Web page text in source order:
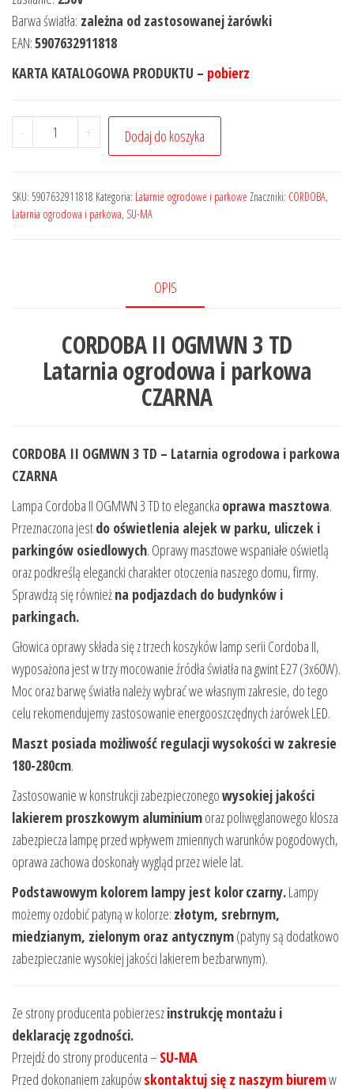
Barwa światła: zależna od zastosowanej żarówki
EAN:5907632911818
KARTA KATALOGOWA PRODUKTU – pobierz
- + Dodaj do koszyka
SKU: 5907632911818 Kategoria: Latarnie ogrodowe i parkowe Znaczniki: CORDOBA,
Latarnia ogrodowa i parkowa, SU-MA
OPIS
CORDOBA II OGMWN 3 TD
Latarnia ogrodowa i parkowa
CZARNA
CORDOBA II OGMWN 3 TD – Latarnia ogrodowa i parkowa
CZARNA
Lampa Cordoba II OGMWN 3 TD to elegancka oprawa masztowa.
Przeznaczona jestdo oświetlenia alejek w parku, uliczek i
parkingów osiedlowych. Oprawy masztowe wspaniałe oświetlą
oraz podkreślą elegancki charakter otoczenia naszego domu, firmy.
Sprawdzą się również na podjazdach do budynków i
parkingach.
Głowica oprawy składa się z trzech koszyków lamp serii Cordoba II,
wyposażona jest w trzy mocowanie źródła światła na gwint E27 (3x60W).
Moc oraz barwę światła należy wybrać we własnym zakresie, do tego
celu rekomendujemy zastosowanie energooszczędnych żarówek LED.
Maszt posiada możliwość regulacji wysokości w zakresie
180-280cm.
Zastosowanie w konstrukcji zabezpieczonegowysokiej jakości
lakierem proszkowym aluminiumoraz poliwęglanowego klosza
zabezpiecza lampę przed wpływem zmiennych warunków pogodowych,
oprawa zachowa doskonały wygląd przez wiele lat.
Podstawowym kolorem lampy jest kolorczarny.Lampy
możemy ozdobić patyną w kolorze: złotym, srebrnym,
miedzianym, zielonym oraz antycznym(patyny są dodatkowo
zabezpieczanie wysokiej jakości lakierem bezbarwnym).
Ze strony producenta pobierzeszinstrukcję montażu i
deklarację zgodności.
Przejdź do strony producenta –SU-MA
Przed dokonaniem zakupówskontaktuj się z naszym biuremw